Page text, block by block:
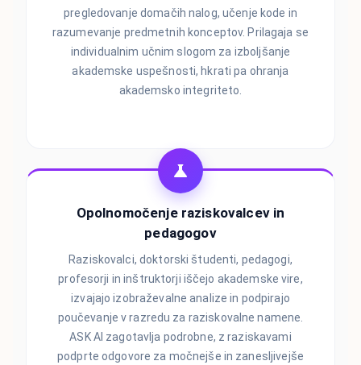
pregledovanje domačih nalog, učenje kode in
razumevanje predmetnih konceptov. Prilagaja se
individualnim učnim slogom za izboljšanje
akademske uspešnosti, hkrati pa ohranja
akademsko integriteto.
Opolnomočenje raziskovalcev in
pedagogov
Raziskovalci, doktorski študenti, pedagogi,
profesorji in inštruktorji iščejo akademske vire,
izvajajo izobraževalne analize in podpirajo
poučevanje v razredu za raziskovalne namene.
ASK AI zagotavlja podrobne, z raziskavami
podprte odgovore za močnejše in zanesljivejše